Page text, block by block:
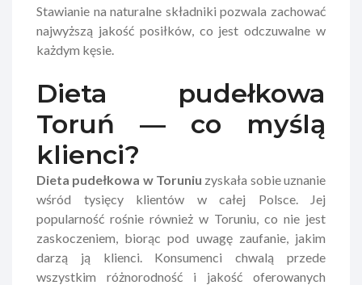
Stawianie na naturalne składniki pozwala zachować
najwyższą jakość posiłków, co jest odczuwalne w
każdym kęsie.
Dieta pudełkowa
Toruń — co myślą
klienci?
Dieta pudełkowa w Toruniu zyskała sobie uznanie
wśród tysięcy klientów w całej Polsce. Jej
popularność rośnie również w Toruniu, co nie jest
zaskoczeniem, biorąc pod uwagę zaufanie, jakim
darzą ją klienci. Konsumenci chwalą przede
wszystkim różnorodność i jakość oferowanych